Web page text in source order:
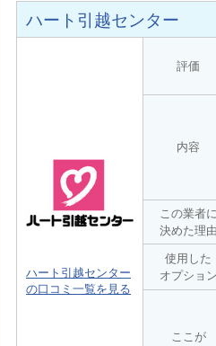
ハート引越センター
ハート引越センター
の口コミ一覧を見る
評価
内容
この業者
決めた理
使用した
オプショ
ここが